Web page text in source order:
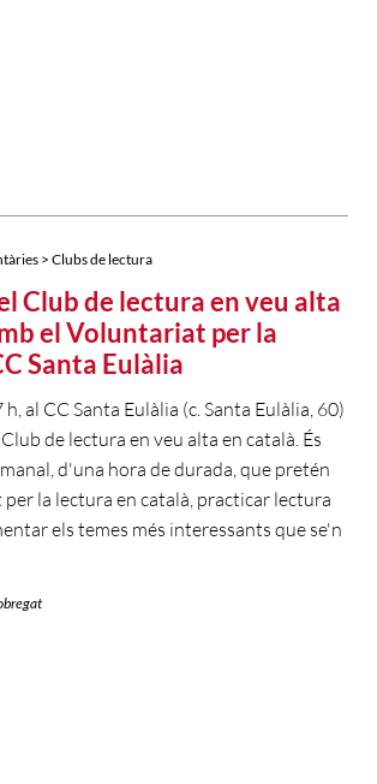
> Clubs de lectura
Club de lectura en veu alta
el Voluntariat per la
Santa Eulàlia
al CC Santa Eulàlia (c. Santa Eulàlia, 60)
de lectura en veu alta en català. És
d'una hora de durada, que pretén
la lectura en català, practicar lectura
els temes més interessants que se'n